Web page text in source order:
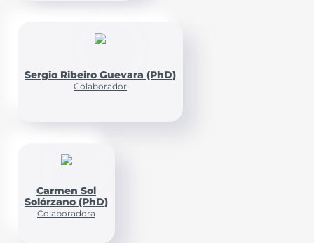
Sergio Ribeiro Guevara (PhD)
Colaborador
Carmen Sol
Solórzano (PhD)
Colaboradora